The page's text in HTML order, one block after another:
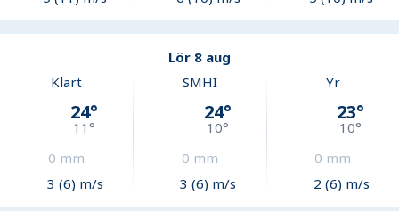
Lör 8 aug
Klart
24°
11°
0 mm
3 (6) m/s
SMHI
24°
10°
0 mm
3 (6) m/s
Yr
23°
10°
0 mm
2 (6) m/s